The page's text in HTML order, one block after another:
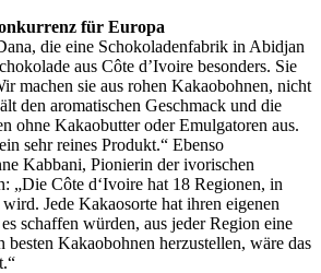
für Europa
die eine Schokoladenfabrik in Abidjan
aus Côte d’Ivoire besonders. Sie
machen sie aus rohen Kakaobohnen, nicht
den aromatischen Geschmack und die
ohne Kakaobutter oder Emulgatoren aus.
sehr reines Produkt.“ Ebenso
Kabbani, Pionierin der ivorischen
„Die Côte d‘Ivoire hat 18 Regionen, in
Jede Kakaosorte hat ihren eigenen
schaffen würden, aus jeder Region eine
besten Kakaobohnen herzustellen, wäre das